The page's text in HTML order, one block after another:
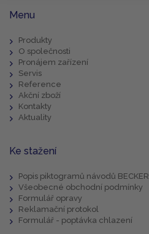
Menu
Produkty
O společnosti
Pronájem zařízení
Servis
Reference
Akční zboží
Kontakty
Aktuality
Ke stažení
Popis piktogramů návodů BECKER
Všeobecné obchodní podmínky
Formulář opravy
Reklamační protokol
Formulář - poptávka chlazení